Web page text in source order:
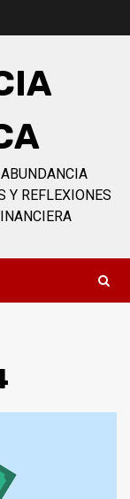
Y REFLEXIONES